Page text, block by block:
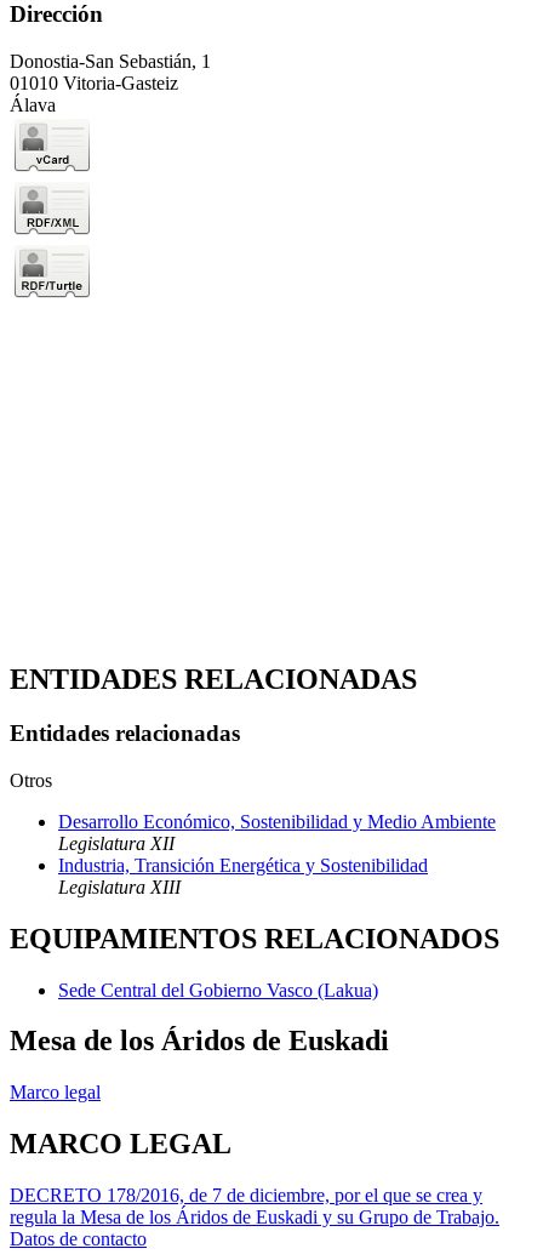
Dirección
Donostia-San Sebastián, 1
01010 Vitoria-Gasteiz
Álava
ENTIDADES RELACIONADAS
Entidades relacionadas
Otros
Desarrollo Económico, Sostenibilidad y Medio Ambiente
Legislatura XII
Industria, Transición Energética y Sostenibilidad
Legislatura XIII
EQUIPAMIENTOS RELACIONADOS
Sede Central del Gobierno Vasco (Lakua)
Mesa de los Áridos de Euskadi
Marco legal
MARCO LEGAL
DECRETO 178/2016, de 7 de diciembre, por el que se crea y
regula la Mesa de los Áridos de Euskadi y su Grupo de Trabajo.
Datos de contacto